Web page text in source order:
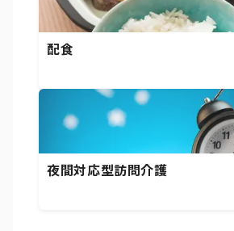
配食
夜間対応型訪問介護